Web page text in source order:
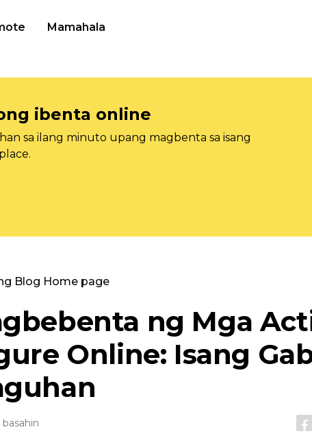
Mamahala
ibenta online
sa ilang minuto upang magbenta sa isang
Blog Home page
ng Mga
Online: Isang